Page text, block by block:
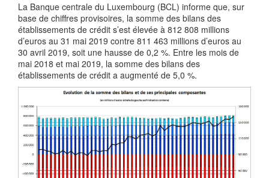
La Banque centrale du Luxembourg (BCL) informe que, sur
base de chiffres provisoires, la somme des bilans des
établissements de crédit s’est élevée à 812 808 millions
d’euros au 31 mai 2019 contre 811 463 millions d’euros au
30 avril 2019, soit une hausse de 0,2 %. Entre les mois de
mai 2018 et mai 2019, la somme des bilans des
établissements de crédit a augmenté de 5,0 %.